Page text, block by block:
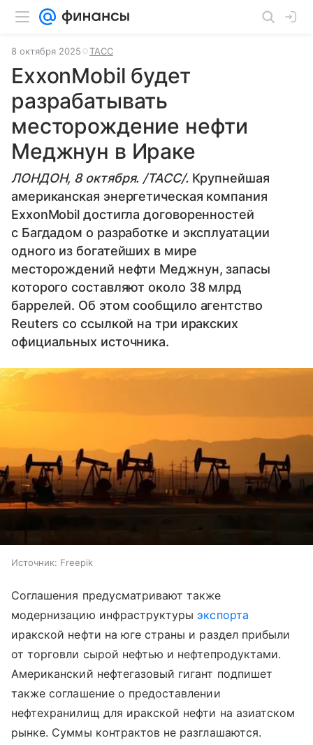
8 октября 2025 ТАСС
ExxonMobil будет
разрабатывать
месторождение нефти
Меджнун в Ираке
ЛОНДОН, 8 октября. /ТАСС/. Крупнейшая
американская энергетическая компания
ExxonMobil достигла договоренностей
с Багдадом о разработке и эксплуатации
одного из богатейших в мире
месторождений нефти Меджнун, запасы
которого составляют около 38 млрд
баррелей. Об этом сообщило агентство
Reuters со ссылкой на три иракских
официальных источника.
Источник: Freepik
Соглашения предусматривают также
модернизацию инфраструктуры экспорта
иракской нефти на юге страны и раздел прибыли
от торговли сырой нефтью и нефтепродуктами.
Американский нефтегазовый гигант подпишет
также соглашение о предоставлении
нефтехранилищ для иракской нефти на азиатском
рынке. Суммы контрактов не разглашаются.